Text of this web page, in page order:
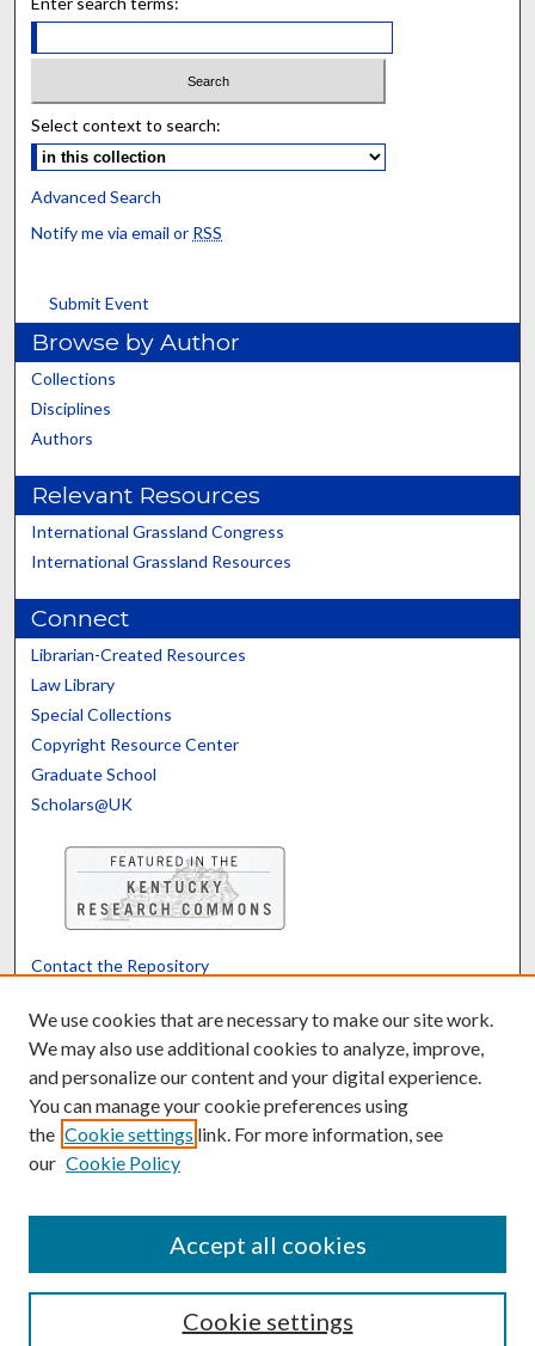
Select context to search:
Advanced Search
Notify me via email or RSS
Submit Event
Browse by Author
Collections
Disciplines
Authors
Relevant Resources
International Grassland Congress
International Grassland Resources
Connect
Librarian-Created Resources
Law Library
Special Collections
Copyright Resource Center
Graduate School
Scholars@UK
Contact the Repository
Powered by Translate
We use cookies that are necessary to make our site work.
We may also use additional cookies to analyze, improve,
and personalize our content and your digital experience.
You can manage your cookie preferences using
the Cookie settings link. For more information, see
our Cookie Policy
Cookie settings
Accept all cookies